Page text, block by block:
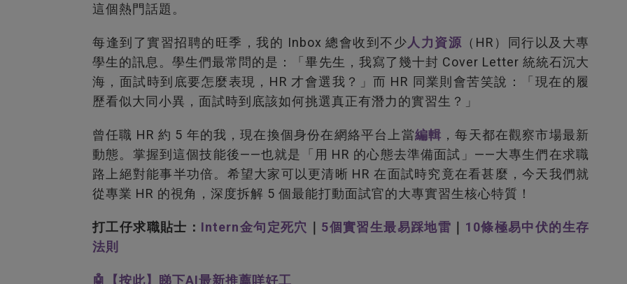
這個熱門話題。
每逢到了實習招聘的旺季，我的 Inbox 總會收到不少 人力資源 （HR）同行以及大專
學生的訊息。學生們最常問的是：「畢先生，我寫了幾十封 Cover Letter 統統石沉大
海，面試時到底要怎麼表現，HR 才會選我？」而 HR 同業則會苦笑說：「現在的履
歷看似大同小異，面試時到底該如何挑選真正有潛力的實習生？」
曾任職 HR 約 5 年的我，現在換個身份在網絡平台上當編輯 ，每天都在觀察市場最新
動態。掌握到這個技能後——也就是「用 HR 的心態去準備面試」——大專生們在求職
路上絕對能事半功倍。希望大家可以更清晰 HR 在面試時究竟在看甚麼，今天我們就
從專業 HR 的視角，深度拆解 5 個最能打動面試官的大專實習生核心特質！
打工仔求職貼士： Intern金句定死穴 ｜ 5個實習生最易踩地雷 ｜ 10條極易中伏的生存
法則
🤖【按此】睇下AI最新推薦咩好工